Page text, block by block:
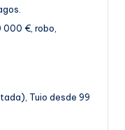
000 €, robo,
Tuio desde 99